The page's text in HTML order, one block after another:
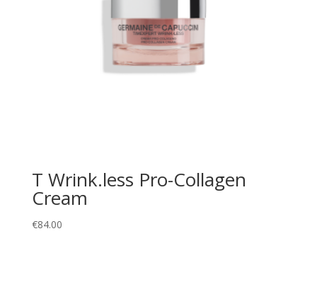
T Wrink.less Pro-Collagen
Cream
€84.00